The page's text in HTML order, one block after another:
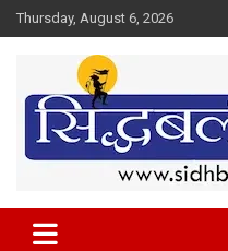
Skip
to
Thursday, August 6, 2026
Sidhbali News